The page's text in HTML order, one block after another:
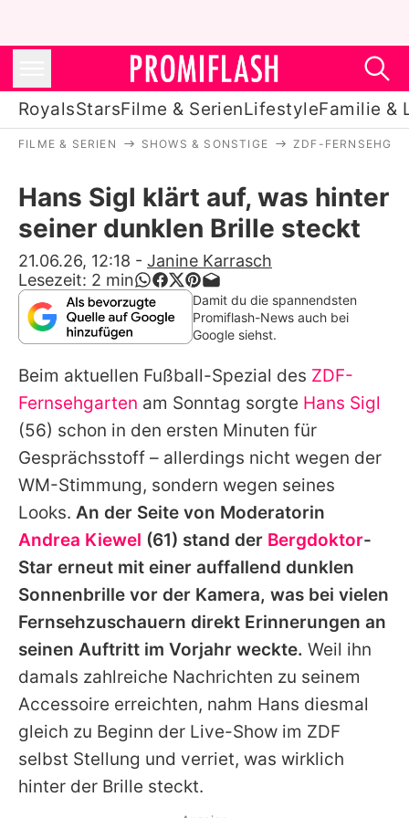
RoyalsStarsFilme & SerienLifestyleFamilie &
Stars
Filme & Serien
Lifestyle
Familie & Liebe
Alle Themen auf Promiflash
Jobs
App runterladen
Team
Redaktionelle Richtlinien
Impressum
Datenschutzerklärung
Nutzungsbedingungen
Utiq verwalten
FILME & SERIEN SHOWS & SONSTIGE ZDF-
Hans Sigl klärt auf, was hinter
seiner dunklen Brille steckt
21.06.26, 12:18 - Janine Karrasch
Lesezeit: 2 min
Damit du die spannendsten
Promiflash-News auch bei
Google siehst.
Beim aktuellen Fußball-Spezial des ZDF-
Fernsehgarten am Sonntag sorgte Hans Sigl
(56) schon in den ersten Minuten für
Gesprächsstoff – allerdings nicht wegen der
WM-Stimmung, sondern wegen seines
Looks. An der Seite von Moderatorin
Andrea Kiewel (61) stand der Bergdoktor-
Star erneut mit einer auffallend dunklen
Sonnenbrille vor der Kamera, was bei vielen
Fernsehzuschauern direkt Erinnerungen an
seinen Auftritt im Vorjahr weckte. Weil ihn
damals zahlreiche Nachrichten zu seinem
Accessoire erreichten, nahm Hans diesmal
gleich zu Beginn der Live-Show im ZDF
selbst Stellung und verriet, was wirklich
hinter der Brille steckt.